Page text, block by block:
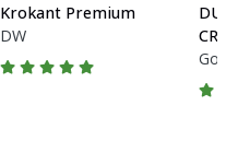
Krokant Premium
DW
Go